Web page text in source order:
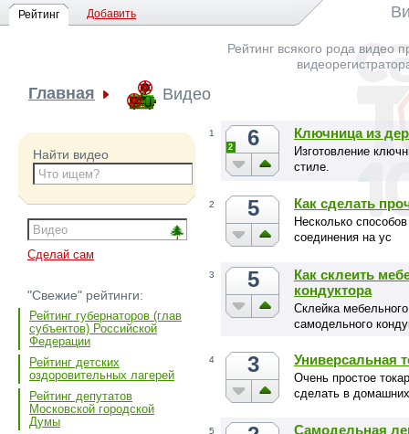
Рейтинг Добавить
Рейтинг всякого рода видео
Главная Видео
Найти видео
Сделай сам
"Свежие" рейтинги:
Рейтинг губернаторов (глав
субъектов) Российской
Федерации
Рейтинг детских
оздоровительных лагерей
Рейтинг депутатов
Московской городской
Думы
1 6
2
Ключница из
Изготовление
стиле.
2 5 Как сделать
Несколько
соединения на ус
3 5
Как склеить
кондуктора
Склейка
самодельного
4 3 Универсальная
Очень простое
сделать в
5 Самодельная